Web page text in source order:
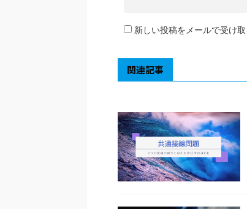
新しい投稿をメールで受け取
関連記事